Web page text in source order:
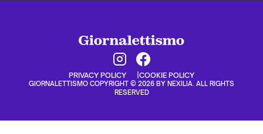
PRIVACY POLICY COOKIE POLICY
GIORNALETTISMO COPYRIGHT © 2026 BY NEXILIA. ALL RIGHTS
RESERVED